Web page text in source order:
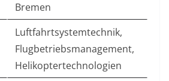
Bremen
Luftfahrtsystemtechnik,
Flugbetriebsmanagement,
Helikoptertechnologien